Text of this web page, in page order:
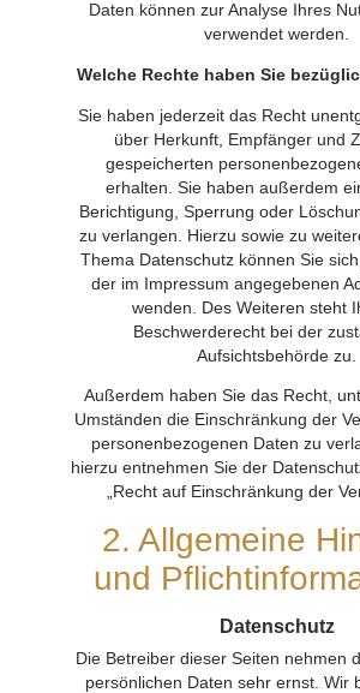
Daten können zur Analyse Ihres
verwendet werden.
Welche Rechte haben Sie
Sie haben jederzeit das Recht
über Herkunft, Empfänger und
gespeicherten
erhalten. Sie haben außerdem
Berichtigung, Sperrung oder
zu verlangen. Hierzu sowie zu
Thema Datenschutz können Sie
der im Impressum angegebenen
wenden. Des Weiteren steht
Beschwerderecht bei der
Aufsichtsbehörde zu.
Außerdem haben Sie das Recht,
Umständen die Einschränkung der
personenbezogenen Daten zu
hierzu entnehmen Sie der
„Recht auf Einschränkung der
2. Allgemeine
und
Datenschutz
Die Betreiber dieser Seiten nehmen
persönlichen Daten sehr ernst. Wir